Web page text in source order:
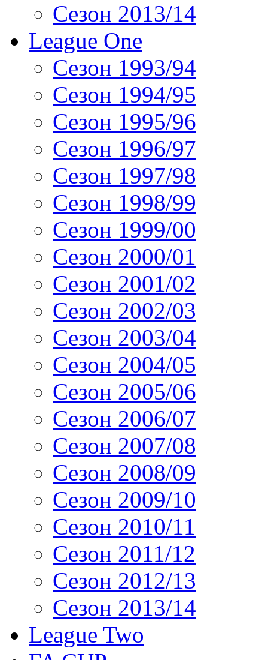
Сезон 2013/14
League One
Сезон 1993/94
Сезон 1994/95
Сезон 1995/96
Сезон 1996/97
Сезон 1997/98
Сезон 1998/99
Сезон 1999/00
Сезон 2000/01
Сезон 2001/02
Сезон 2002/03
Сезон 2003/04
Сезон 2004/05
Сезон 2005/06
Сезон 2006/07
Сезон 2007/08
Сезон 2008/09
Сезон 2009/10
Сезон 2010/11
Сезон 2011/12
Сезон 2012/13
Сезон 2013/14
League Two